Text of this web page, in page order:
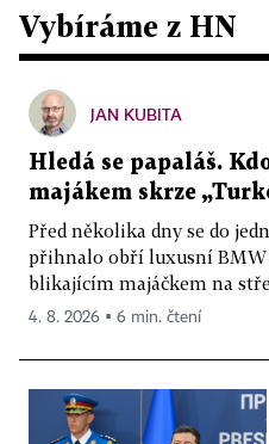
Vybíráme z HN
JAN KUBITA
Hledá se papaláš.
majákem skrze
Před několika dny se do
přihnalo obří luxusní BMW
blikajícím majáčkem na
4. 8. 2026 ▪ 6 min. čtení